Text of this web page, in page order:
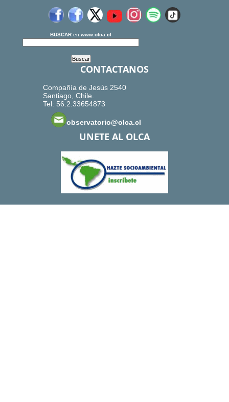
BUSCAR en www.olca.cl
CONTACTANOS
Compañía de Jesús 2540
Santiago, Chile.
Tel: 56.2.33654873
observatorio@olca.cl
UNETE AL OLCA